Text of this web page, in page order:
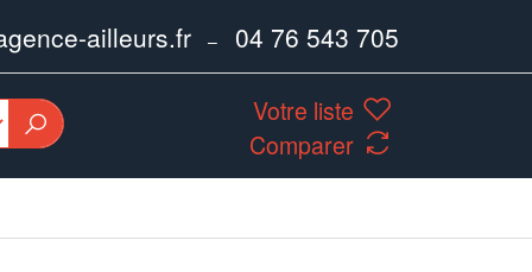
ailleurs.fr – 04 76 543 705
Votre liste
Comparer